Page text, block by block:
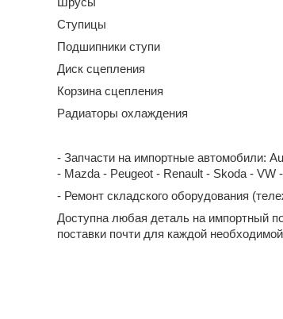
Ступицы
Подшипники ступи
Диск сцепления
Корзина сцепления
Радиаторы охлаждения
- Запчасти на импортные автомобили:
- Mazda - Peugeot - Renault - Skoda - VW
- Ремонт складского оборудования
Доступна любая деталь на импортный
поставки почти для каждой